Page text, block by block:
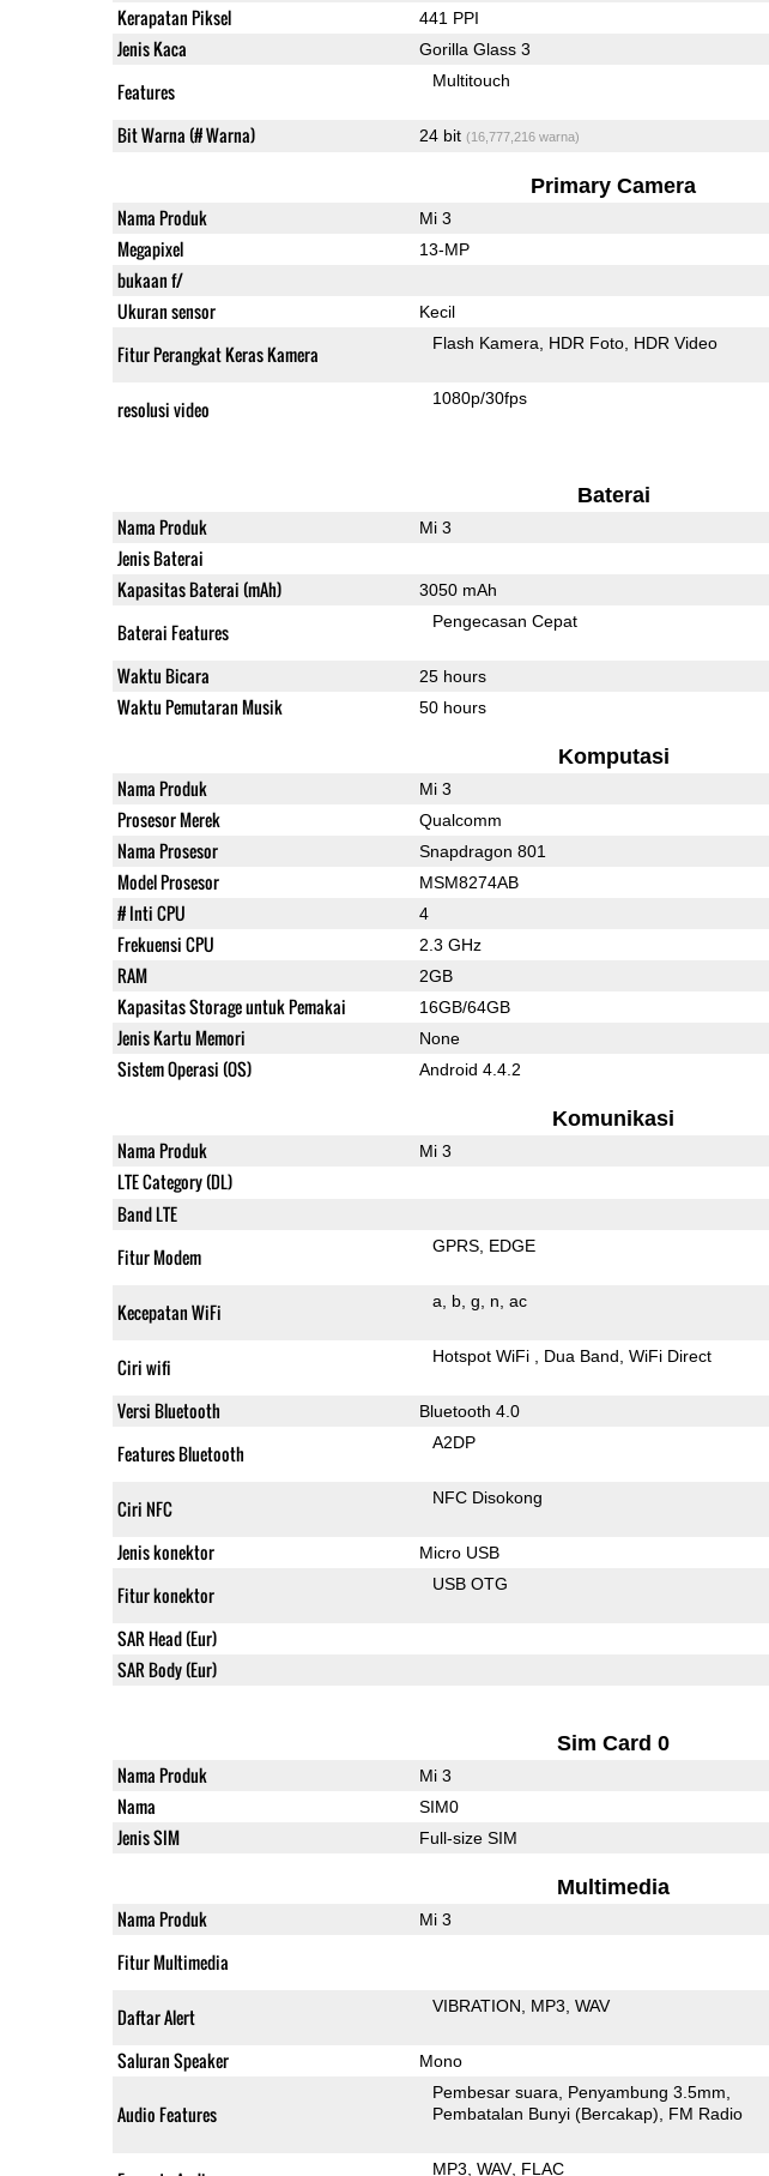
Kerapatan Piksel 441 PPI
Jenis Kaca Gorilla Glass 3
Features Multitouch
Bit Warna (# Warna) 24 bit (16,777,216 warna)
Primary Camera
Nama Produk Mi 3
Megapixel 13-MP
bukaan f/
Ukuran sensor Kecil
Fitur Perangkat Keras Kamera Flash Kamera HDR Foto HDR Video
resolusi video 1080p/30fps
Baterai
Nama Produk Mi 3
Jenis Baterai
Kapasitas Baterai (mAh) 3050 mAh
Baterai Features Pengecasan Cepat
Waktu Bicara 25 hours
Waktu Pemutaran Musik 50 hours
Komputasi
Nama Produk Mi 3
Prosesor Merek Qualcomm
Nama Prosesor Snapdragon 801
Model Prosesor MSM8274AB
# Inti CPU 4
Frekuensi CPU 2.3 GHz
RAM 2GB
Kapasitas Storage untuk Pemakai 16GB/64GB
Jenis Kartu Memori None
Sistem Operasi (OS) Android 4.4.2
Komunikasi
Nama Produk Mi 3
LTE Category (DL)
Band LTE
Fitur Modem GPRS EDGE
Kecepatan WiFi a b g n ac
Ciri wifi Hotspot WiFi Dua Band WiFi Direct
Versi Bluetooth Bluetooth 4.0
Features Bluetooth A2DP
Ciri NFC NFC Disokong
Jenis konektor Micro USB
Fitur konektor USB OTG
SAR Head (Eur)
SAR Body (Eur)
Sim Card 0
Nama Produk Mi 3
Nama SIM0
Jenis SIM Full-size SIM
Multimedia
Nama Produk Mi 3
Fitur Multimedia
Daftar Alert VIBRATION MP3 WAV
Saluran Speaker Mono
Audio Features
Pembesar suara
Penyambung 3.5mm
Pembatalan Bunyi (Bercakap)
FM Radio
MP3 WAV FLAC